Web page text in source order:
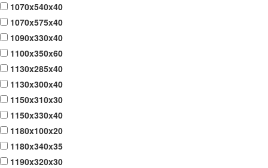
1070x540x40
1070x575x40
1090x330x40
1100x350x60
1130x285x40
1130x300x40
1150x310x30
1150x330x40
1180x100x20
1180x340x35
1190x320x30